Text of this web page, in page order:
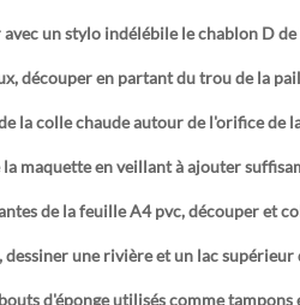
un stylo indélébile le chablon D
découper en partant du trou de la
la colle chaude autour de l'orifice de
maquette en veillant à ajouter
de la feuille A4 pvc, découper et
une rivière et un lac
d'éponge utilisés comme